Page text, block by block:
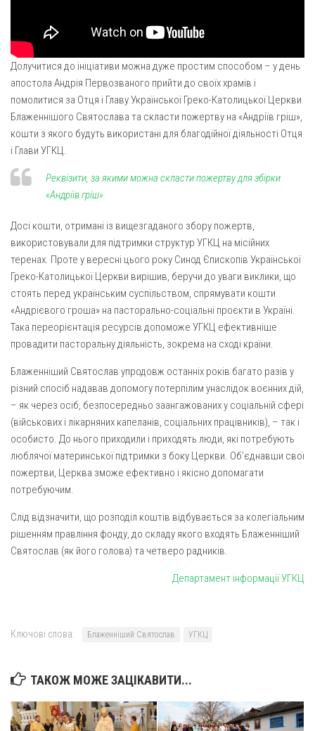
Свято-Івано-Павлівський монастир сестер Згромадження
Монастир сестер милосердя Св. Вінкентія. Дім Милосердя
Монастир Успення Пресвятої Богородиці Сестер Чину
Святого Василія Великого
Комісії
Комісія у справах молоді
Комісія з питань душпастирства охорони здоров’я
Спільноти
Квіти Слобожанщини
Харківщина
Полтавщина
Оголошення
Трансляції
Долучитися до ініціативи можна дуже простим способом – у день
апостола Андрія Первозваного прийти до своїх храмів і
помолитися за Отця і Главу Української Греко-Католицької Церкви
Блаженнішого Святослава та скласти пожертву на «Андріїв гріш»,
кошти з якого будуть використані для благодійної діяльності Отця
і Глави УГКЦ.
Реквізити, за якими можна скласти пожертву для збірки
«Андріїв гріш»
Досі кошти, отримані із вищезгаданого збору пожертв,
використовували для підтримки структур УГКЦ на місійних
теренах. Проте у вересні цього року Синод Єпископів Української
Греко-Католицької Церкви вирішив, беручи до уваги виклики, що
стоять перед українським суспільством, спрямувати кошти
«Андрієвого гроша» на пасторально-соціальні проєкти в Україні.
Така переорієнтація ресурсів допоможе УГКЦ ефективніше
провадити пасторальну діяльність, зокрема на сході країни.
Блаженніший Святослав упродовж останніх років багато разів у
різний спосіб надавав допомогу потерпілим унаслідок воєнних дій,
– як через осіб, безпосередньо заангажованих у соціальній сфері
(військових і лікарняних капеланів, соціальних працівників), – так і
особисто. До нього приходили і приходять люди, які потребують
люблячої материнської підтримки з боку Церкви. Об’єднавши свої
пожертви, Церква зможе ефективно і якісно допомагати
потребуючим.
Слід відзначити, що розподіл коштів відбувається за колегіальним
рішенням правління фонду, до складу якого входять Блаженніший
Святослав (як його голова) та четверо радників.
Департамент інформації УГКЦ
Ключові слова: Блаженніший Святослав УГКЦ
ТАКОЖ МОЖЕ ЗАЦІКАВИТИ...